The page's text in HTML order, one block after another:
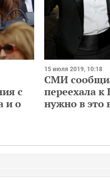
с
и о
15 июля 2019, 10:18
СМИ
переехала к
нужно в это